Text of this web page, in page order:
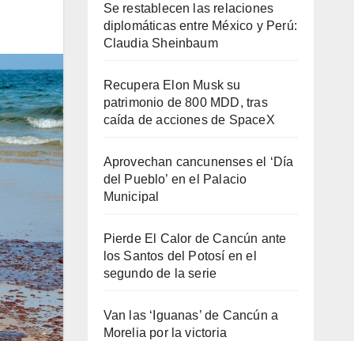
Se restablecen las relaciones
diplomáticas entre México y Perú:
Claudia Sheinbaum
Recupera Elon Musk su
patrimonio de 800 MDD, tras
caída de acciones de SpaceX
Aprovechan cancunenses el ‘Día
del Pueblo’ en el Palacio
Municipal
Pierde El Calor de Cancún ante
los Santos del Potosí en el
segundo de la serie
Van las ‘Iguanas’ de Cancún a
Morelia por la victoria